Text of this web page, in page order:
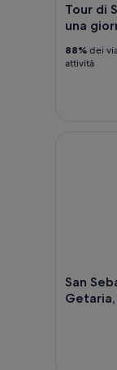
Tour di
una
88% dei
attività
San